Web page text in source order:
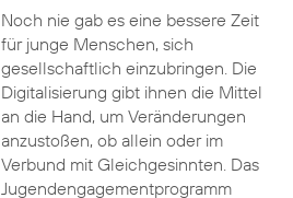
Noch nie gab es eine bessere Zeit
für junge Menschen, sich
gesellschaftlich einzubringen. Die
Digitalisierung gibt ihnen die Mittel
an die Hand, um Veränderungen
anzustoßen, ob allein oder im
Verbund mit Gleichgesinnten. Das
Jugendengagementprogramm